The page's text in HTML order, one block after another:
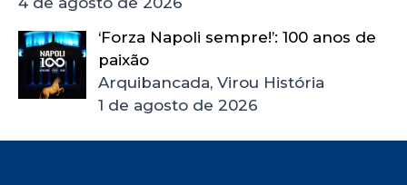
‘Forza Napoli sempre!’: 100 anos de
paixão
Arquibancada, Virou História
1 de agosto de 2026